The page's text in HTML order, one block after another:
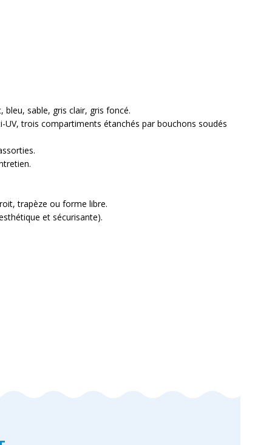
bleu, sable, gris clair, gris foncé.
UV, trois compartiments étanchés par bouchons soudés
trapèze ou forme libre.
et sécurisante).